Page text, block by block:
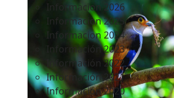
Informacion 2026
Informacion 2025
Informacion 2024
Información 2023
Información 2022
Información 2021
Información 2020